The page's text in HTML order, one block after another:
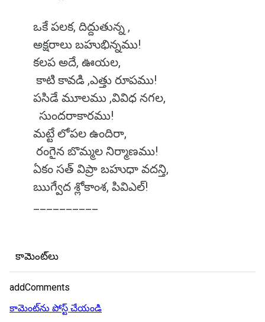
ఒకే పలక, దిద్దుతున్న ,
అక్షరాలు బహుభిన్నము!
కలప అదే, ఊయల,
కాటి కావడి ,ఎత్తు రూపము!
పసిడే మూలము ,వివిధ నగల,
సుందరాకారము!
మట్టే లోపల ఉందిరా,
రంగైన బొమ్మల నిర్మాణము!
ఏకం సత్ విప్రా బహుధా వదన్తి,
ఋగ్వేద శ్లోకాంశ, పివిఎల్!
కామెంట్‌లు
addComments
కామెంట్‌ను పోస్ట్ చేయండి